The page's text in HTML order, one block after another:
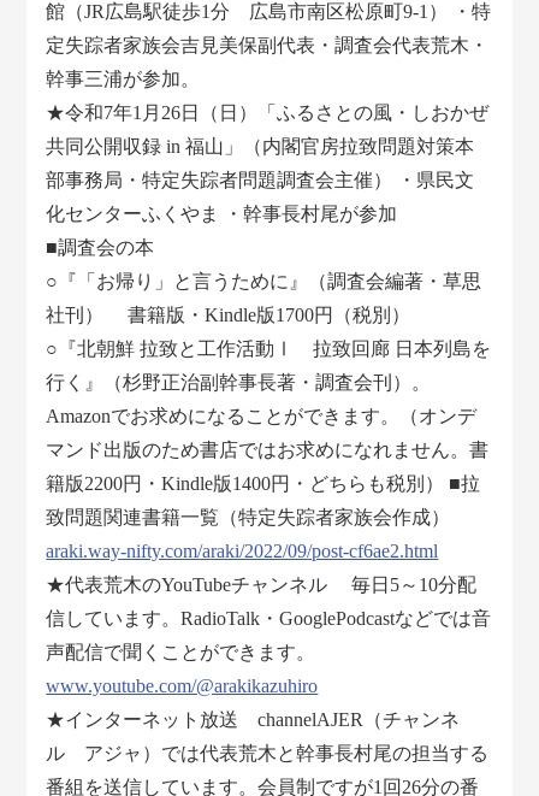
館（JR広島駅徒歩1分 広島市南区松原町9-1） ・特
定失踪者家族会吉見美保副代表・調査会代表荒木・
幹事三浦が参加。
★令和7年1月26日（日）「ふるさとの風・しおかぜ
共同公開収録 in 福山」（内閣官房拉致問題対策本
部事務局・特定失踪者問題調査会主催） ・県民文
化センターふくやま ・幹事長村尾が参加
■調査会の本
○『「お帰り」と言うために』（調査会編著・草思
社刊） 書籍版・Kindle版1700円（税別）
○『北朝鮮 拉致と工作活動Ⅰ 拉致回廊 日本列島を
行く』（杉野正治副幹事長著・調査会刊）。
Amazonでお求めになることができます。（オンデ
マンド出版のため書店ではお求めになれません。書
籍版2200円・Kindle版1400円・どちらも税別） ■拉
致問題関連書籍一覧（特定失踪者家族会作成）
araki.way-nifty.com/araki/2022/09/post-cf6ae2.html
★代表荒木のYouTubeチャンネル 毎日5～10分配
信しています。RadioTalk・GooglePodcastなどでは音
声配信で聞くことができます。
www.youtube.com/@arakikazuhiro
★インターネット放送 channelAJER（チャンネ
ル アジャ）では代表荒木と幹事長村尾の担当する
番組を送信しています。会員制ですが1回26分の番